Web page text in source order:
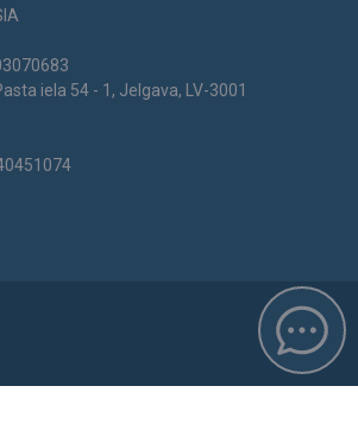
iela 54 - 1, Jelgava, LV-3001